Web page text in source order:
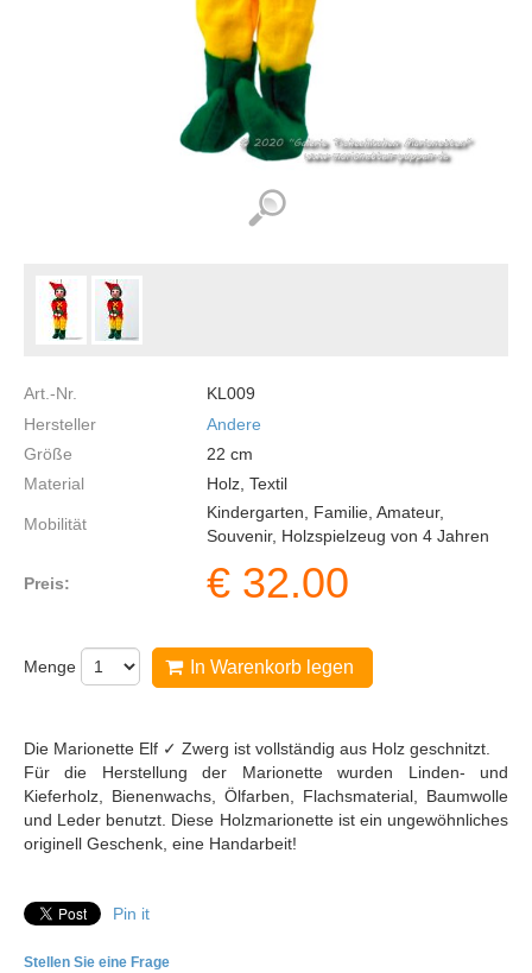
Art.-Nr.
KL009
Hersteller
Andere
Größe
22 cm
Material
Holz, Textil
Mobilität
Kindergarten, Familie, Amateur,
Souvenir, Holzspielzeug von 4 Jahren
Preis: € 32.00
Menge In Warenkorb legen
Die Marionette Elf ✓ Zwerg ist vollständig aus Holz geschnitzt.
Für die Herstellung der Marionette wurden Linden- und
Kieferholz, Bienenwachs, Ölfarben, Flachsmaterial, Baumwolle
und Leder benutzt. Diese Holzmarionette ist ein ungewöhnliches
originell Geschenk, eine Handarbeit!
Pin it
Stellen Sie eine Frage